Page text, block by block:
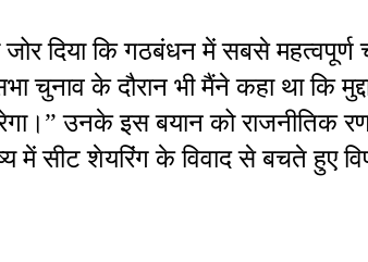
दिया कि गठबंधन में सबसे महत्वपूर्ण
चुनाव के दौरान भी मैंने कहा था कि
उनके इस बयान को राजनीतिक
में सीट शेयरिंग के विवाद से बचते हुए